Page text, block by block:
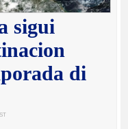
sigui
di